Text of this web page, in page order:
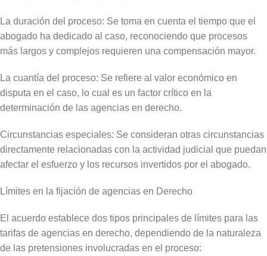
La duración del proceso: Se toma en cuenta el tiempo que el
abogado ha dedicado al caso, reconociendo que procesos
más largos y complejos requieren una compensación mayor.
La cuantía del proceso: Se refiere al valor económico en
disputa en el caso, lo cual es un factor crítico en la
determinación de las agencias en derecho.
Circunstancias especiales: Se consideran otras circunstancias
directamente relacionadas con la actividad judicial que puedan
afectar el esfuerzo y los recursos invertidos por el abogado.
Límites en la fijación de agencias en Derecho
El acuerdo establece dos tipos principales de límites para las
tarifas de agencias en derecho, dependiendo de la naturaleza
de las pretensiones involucradas en el proceso: